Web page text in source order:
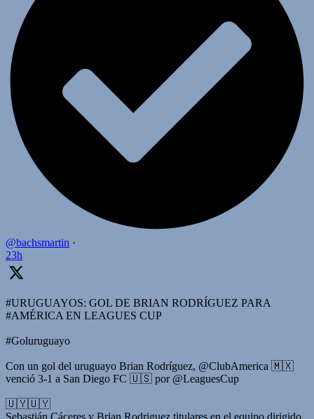
@bachsmartin ·
23h
#URUGUAYOS: GOL DE BRIAN RODRÍGUEZ PARA
#AMÉRICA EN LEAGUES CUP
#Goluruguayo
Con un gol del uruguayo Brian Rodríguez, @ClubAmerica 🇲🇽
venció 3-1 a San Diego FC 🇺🇸 por @LeaguesCup
🇺🇾🇺🇾